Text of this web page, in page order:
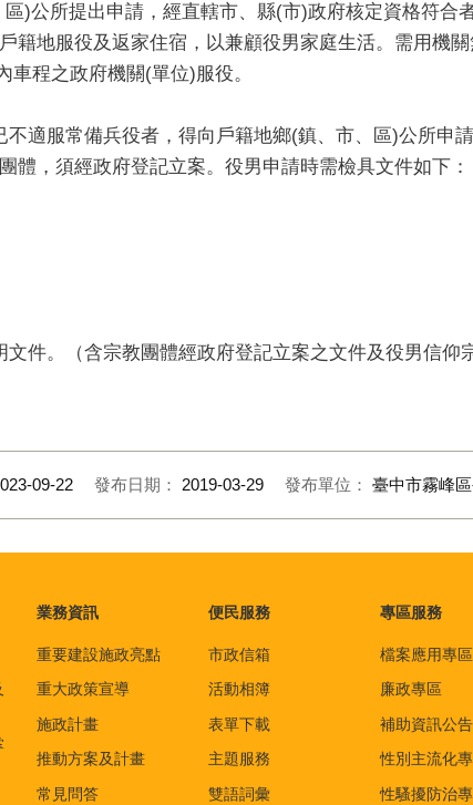
)公所提出申請，經直轄市、縣(市)政府核定資格符合
籍地服役及返家住宿，以兼顧役男家庭生活。需用機
程之政府機關(單位)服役。
適服常備兵役者，得向戶籍地鄉(鎮、市、區)公所申
體，須經政府登記立案。役男申請時需檢具文件如下：
件。（含宗教團體經政府登記立案之文件及役男信仰
09-22 發布日期： 2019-03-29 發布單位： 臺中市霧峰
業務資訊
重要建設施政亮點
重大政策宣導
施政計畫
推動方案及計畫
常見問答
便民服務
市政信箱
活動相簿
表單下載
主題服務
雙語詞彙
專區服務
檔案應用專區
廉政專區
補助資訊公
性別主流化
性騷擾防治